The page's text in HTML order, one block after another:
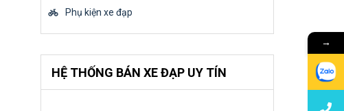
Phụ kiện xe đạp
HỆ THỐNG BÁN XE ĐẠP UY TÍN
→